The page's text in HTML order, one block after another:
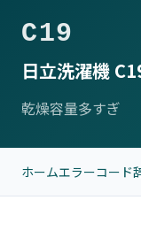
C19
日立洗濯機
乾燥容量多すぎ
ホームエラーコード